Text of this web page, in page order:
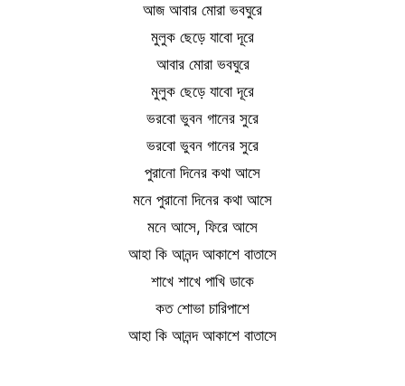
আজ আবার মোরা ভবঘুরে
মুলুক ছেড়ে যাবো দূরে
আবার মোরা ভবঘুরে
মুলুক ছেড়ে যাবো দূরে
ভরবো ভুবন গানের সুরে
ভরবো ভুবন গানের সুরে
পুরানো দিনের কথা আসে
মনে পুরানো দিনের কথা আসে
মনে আসে, ফিরে আসে
আহা কি আনন্দ আকাশে বাতাসে
শাখে শাখে পাখি ডাকে
কত শোভা চারিপাশে
আহা কি আনন্দ আকাশে বাতাসে